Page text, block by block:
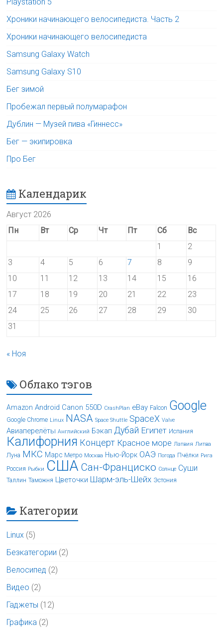
Хроники начинающего велосипедиста. Часть 2
Хроники начинающего велосипедиста
Samsung Galaxy Watch
Samsung Galaxy S10
Бег зимой
Пробежал первый полумарафон
Дублин — Музей пива «Гиннесс»
Бег — экипировка
Про Бег
Календарик
Август 2026
Пн
Вт Ср Чт Пт Сб
Вс
1
2
3
4 5 6 7 8
9
10
11 12 13 14 15
16
17
18 19 20 21 22
23
24
25 26 27 28 29
30
31
« Ноя
Облако тэгов
Amazon Android Canon 550D CrashPlan eBay Falcon Google
Google Chrome Linux NASA Space Shuttle SpaceX Valve
Авиаперелёты Английский Бэкап Дубай Египет Испания
Калифорния Концерт Красное море Латвия Литва
Луна МКС Марс Метро Москва Нью-Йорк ОАЭ Погода Пчёлки Рига
Россия Рыбки США Сан-Франциско Солнце Суши
Таллин Таможня Цветочки Шарм-эль-Шейх Эстония
Категории
Linux (5)
Безкатегории (2)
Велосипед (2)
Видео (2)
Гаджеты (12)
Графика (2)